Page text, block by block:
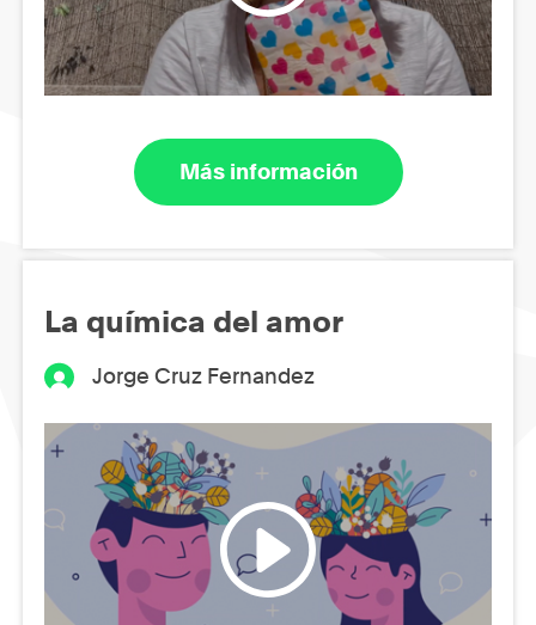
Más información
La química del amor
Jorge Cruz Fernandez